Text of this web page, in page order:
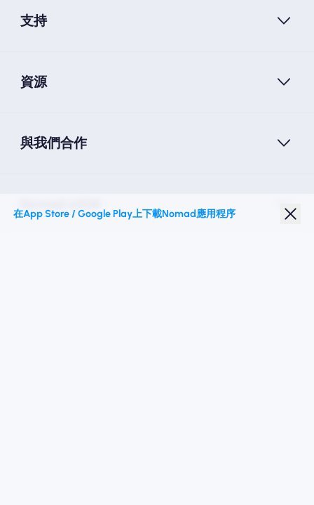
支持
資源
與我們合作
在App Store / Google Play上下載Nomad應用程序